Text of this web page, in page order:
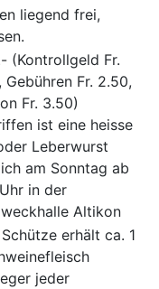
liegend frei,
(Kontrollgeld Fr.
Gebühren Fr. 2.50,
Fr. 3.50)
ist eine heisse
Leberwurst
am Sonntag ab
in der
Altikon
erhält ca. 1
jeder